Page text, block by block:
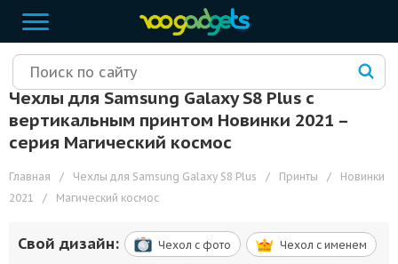
Чехлы для Samsung Galaxy S8 Plus с
вертикальным принтом Новинки 2021 –
cерия Магический космос
Главная / Чехлы для Samsung Galaxy S8 Plus / Принты /
Новинки
2021
/ Магический космос
Свой дизайн: Чехол c фото Чехол c именем